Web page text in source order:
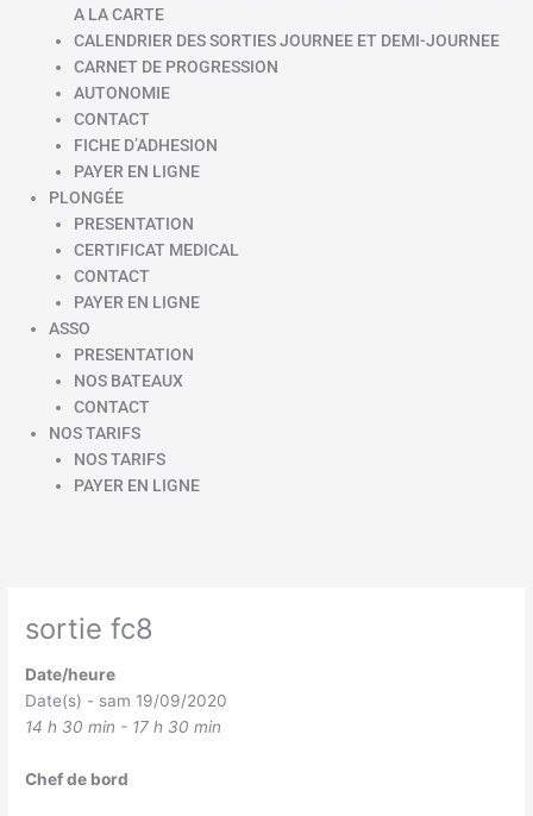
A LA CARTE
CALENDRIER DES SORTIES JOURNEE ET DEMI-JOURNEE
CARNET DE PROGRESSION
AUTONOMIE
CONTACT
FICHE D’ADHESION
PAYER EN LIGNE
PLONGÉE
PRESENTATION
CERTIFICAT MEDICAL
CONTACT
PAYER EN LIGNE
ASSO
PRESENTATION
NOS BATEAUX
CONTACT
NOS TARIFS
NOS TARIFS
PAYER EN LIGNE
sortie fc8
Date/heure
Date(s) - sam 19/09/2020
14 h 30 min - 17 h 30 min
Chef de bord